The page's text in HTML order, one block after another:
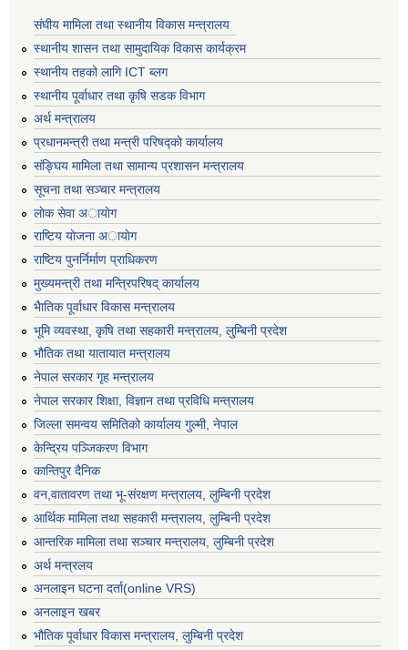
संघीय मामिला तथा स्थानीय विकास मन्त्रालय
स्थानीय शासन तथा सामुदायिक विकास कार्यक्रम
स्थानीय तहको लागि ICT ब्लग
स्थानीय पूर्वाधार तथा कृषि सडक विभाग
अर्थ मन्त्रालय
प्रधानमन्त्री तथा मन्त्री परिषद्काे कार्यालय
संङ्घिय मामिला तथा सामान्य प्रशासन मन्त्रालय
सूचना तथा सञ्चार मन्त्रालय
लाेक सेवा अायाेग
राष्टिय याेजना अायाेग
राष्टिय पुनर्निर्माण प्राधिकरण
मुख्यमन्त्री तथा मन्त्रिपरिषद् कार्यालय
भैातिक पूर्वाधार विकास मन्त्रालय
भूमि व्यवस्था, कृषि तथा सहकारी मन्त्रालय, लु्म्बिनी प्रदेश
भाैतिक तथा यातायात मन्त्रालय
नेपाल सरकार गृह मन्त्रालय
नेपाल सरकार शिक्षा, विज्ञान तथा प्रविधि मन्त्रालय
जिल्ला समन्वय समितिको कार्यालय गुल्मी, नेपाल
केन्द्रिय पञ्जिकरण विभाग
कान्तिपुर दैनिक
वन,वातावरण तथा भू-संरक्षण मन्त्रालय, लुम्बिनी प्रदेश
आर्थिक मामिला तथा सहकारी मन्त्रालय, लुम्बिनी प्रदेश
आन्तरिक मामिला तथा सञ्चार मन्त्रालय, लुम्बिनी प्रदेश
अर्थ मन्त्रलय
अनलाइन घटना दर्ता(online VRS)
अनलाइन खबर
भौतिक पूर्वाधार विकास मन्त्रालय, लुम्बिनी प्रदेश